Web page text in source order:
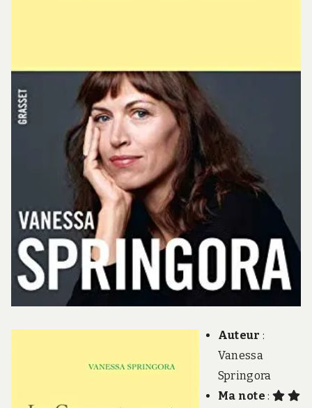
Auteur :
Vanessa
Springora
Ma note :